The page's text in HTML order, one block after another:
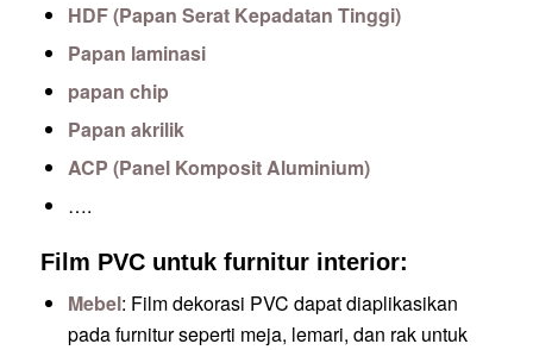
HDF (Papan Serat Kepadatan Tinggi)
Papan laminasi
papan chip
Papan akrilik
ACP (Panel Komposit Aluminium)
….
Film PVC untuk furnitur interior:
Mebel: Film dekorasi PVC dapat diaplikasikan
pada furnitur seperti meja, lemari, dan rak untuk